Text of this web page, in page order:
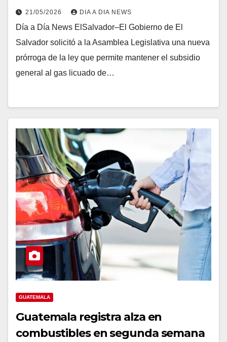
21/05/2026 DIA A DIA NEWS
Día a Día News ElSalvador–El Gobierno de El
Salvador solicitó a la Asamblea Legislativa una nueva
prórroga de la ley que permite mantener el subsidio
general al gas licuado de…
GUATEMALA
Guatemala registra alza en
combustibles en segunda semana